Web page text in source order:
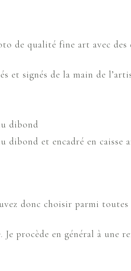
de qualité fine art avec
et signés de la main de
dibond
et encadré en caisse
donc choisir parmi
procède en général à une